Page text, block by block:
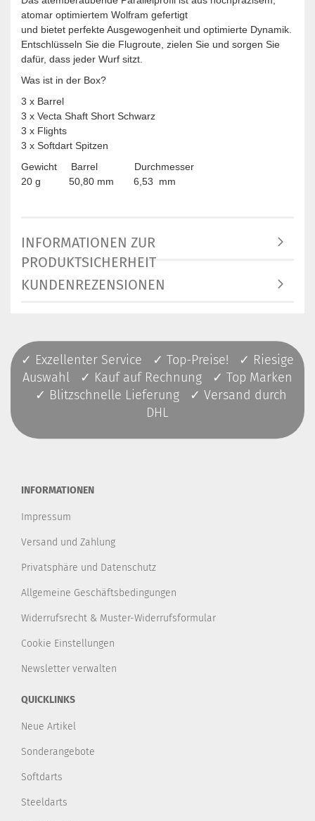
atomar optimiertem Wolfram gefertigt
und bietet perfekte Ausgewogenheit und optimierte Dynamik.
Entschlüsseln Sie die Flugroute, zielen Sie und sorgen Sie
dafür, dass jeder Wurf sitzt.
Was ist in der Box?
3 x Barrel
3 x Vecta Shaft Short Schwarz
3 x Flights
3 x Softdart Spitzen
Gewicht Barrel Durchmesser
20 g 50,80 mm 6,53 mm
INFORMATIONEN ZUR
PRODUKTSICHERHEIT
KUNDENREZENSIONEN
✓ Exzellenter Service ✓ Top-Preise! ✓ Riesige
Auswahl ✓ Kauf auf Rechnung ✓ Top Marken
✓ Blitzschnelle Lieferung ✓ Versand durch
DHL
INFORMATIONEN
Impressum
Versand und Zahlung
Privatsphäre und Datenschutz
Allgemeine Geschäftsbedingungen
Widerrufsrecht & Muster-Widerrufsformular
Cookie Einstellungen
Newsletter verwalten
QUICKLINKS
Neue Artikel
Sonderangebote
Softdarts
Steeldarts